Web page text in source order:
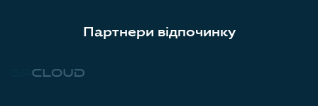
Партнери відпочинку